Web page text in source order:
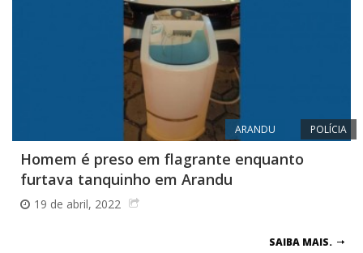
ARANDU POLÍCIA
Homem é preso em flagrante enquanto
furtava tanquinho em Arandu
19 de abril, 2022
SAIBA MAIS.